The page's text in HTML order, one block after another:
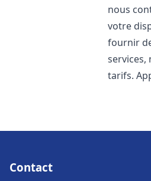
nous
votre
fournir
services,
tarifs.
Contact